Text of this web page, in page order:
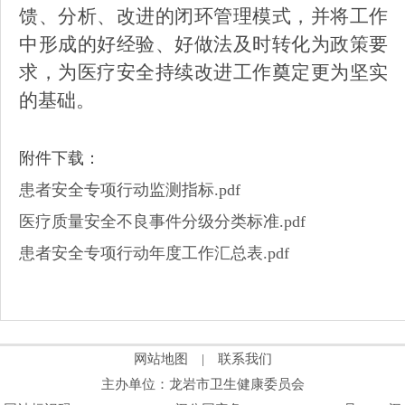
馈、分析、改进的闭环管理模式，并将工作
中形成的好经验、好做法及时转化为政策要
求，为医疗安全持续改进工作奠定更为坚实
的基础。
附件下载：
患者安全专项行动监测指标.pdf
医疗质量安全不良事件分级分类标准.pdf
患者安全专项行动年度工作汇总表.pdf
网站地图 |
联系我们
主办单位：龙岩市卫生健康委员会